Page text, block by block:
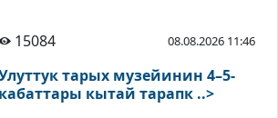
15084 08.08.2026 11:46
тарых музейинин 4–5-
кабаттары кытай тарапк ..>